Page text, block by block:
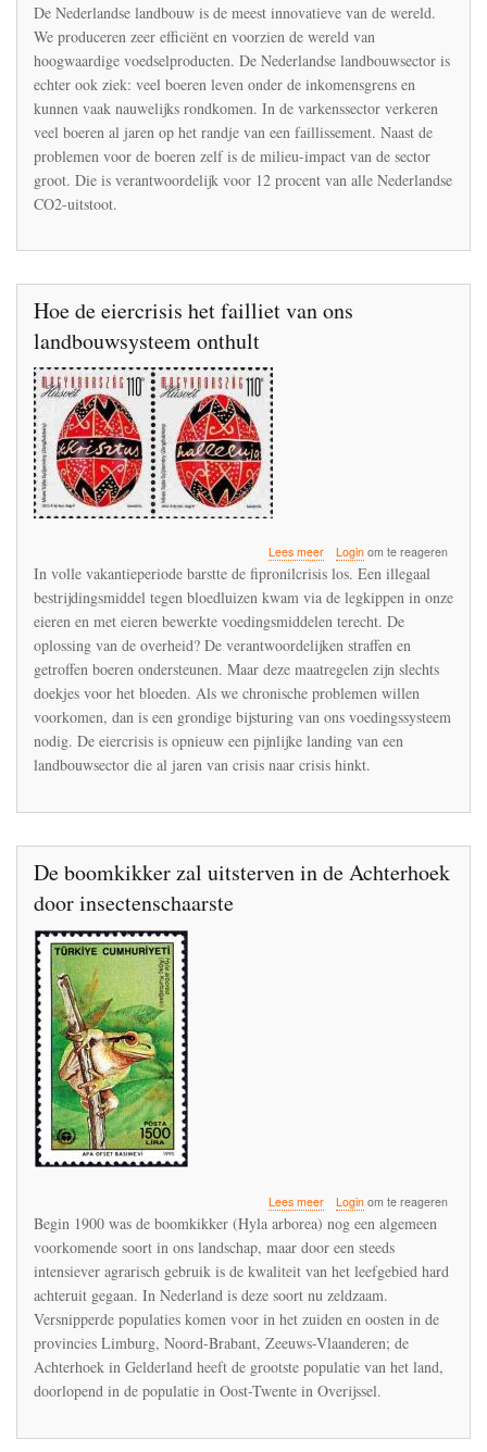
moet
een
deltaplan
de
toekomst
van
landbouwsector
De Nederlandse landbouw is de meest innovatieve van de wereld.
We produceren zeer efficiënt en voorzien de wereld van
hoogwaardige voedselproducten. De Nederlandse landbouwsector is
echter ook ziek: veel boeren leven onder de inkomensgrens en
kunnen vaak nauwelijks rondkomen. In de varkenssector verkeren
veel boeren al jaren op het randje van een faillissement. Naast de
problemen voor de boeren zelf is de milieu-impact van de sector
groot. Die is verantwoordelijk voor 12 procent van alle Nederlandse
CO2-uitstoot.
Hoe de eiercrisis het failliet van ons
landbouwsysteem onthult
Lees meerover
Hoe
eiercrisis
het
failliet
ons
landbouwsysteem
onthult
Loginom te reageren
In volle vakantieperiode barstte de fipronilcrisis los. Een illegaal
bestrijdingsmiddel tegen bloedluizen kwam via de legkippen in onze
eieren en met eieren bewerkte voedingsmiddelen terecht. De
oplossing van de overheid? De verantwoordelijken straffen en
getroffen boeren ondersteunen. Maar deze maatregelen zijn slechts
doekjes voor het bloeden. Als we chronische problemen willen
voorkomen, dan is een grondige bijsturing van ons voedingssysteem
nodig. De eiercrisis is opnieuw een pijnlijke landing van een
landbouwsector die al jaren van crisis naar crisis hinkt.
De boomkikker zal uitsterven in de Achterhoek
door insectenschaarste
Lees meerover
De
boomkikker
zal
uitsterven
in
de
Achterhoek
door
insectenschaarste
Loginom te reageren
Begin 1900 was de boomkikker (Hyla arborea) nog een algemeen
voorkomende soort in ons landschap, maar door een steeds
intensiever agrarisch gebruik is de kwaliteit van het leefgebied hard
achteruit gegaan. In Nederland is deze soort nu zeldzaam.
Versnipperde populaties komen voor in het zuiden en oosten in de
provincies Limburg, Noord-Brabant, Zeeuws-Vlaanderen; de
Achterhoek in Gelderland heeft de grootste populatie van het land,
doorlopend in de populatie in Oost-Twente in Overijssel.